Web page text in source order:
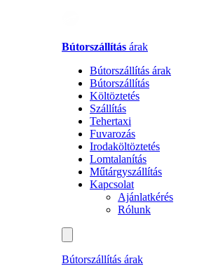
Bútorszállítás árak
Bútorszállítás árak
Bútorszállítás
Költöztetés
Szállítás
Tehertaxi
Fuvarozás
Irodaköltöztetés
Lomtalanítás
Műtárgyszállítás
Kapcsolat
Ajánlatkérés
Rólunk
Bútorszállítás árak